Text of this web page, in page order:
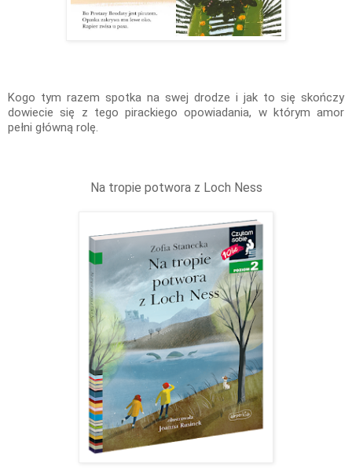
Kogo tym razem spotka na swej drodze i jak to się skończy
dowiecie się z tego pirackiego opowiadania, w którym amor
pełni główną rolę.
Na tropie potwora z Loch Ness